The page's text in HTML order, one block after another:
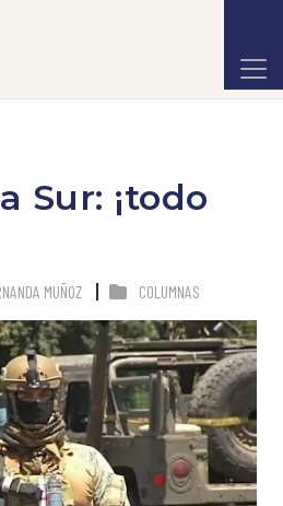
Sur: ¡todo
MUÑOZ COLUMNAS